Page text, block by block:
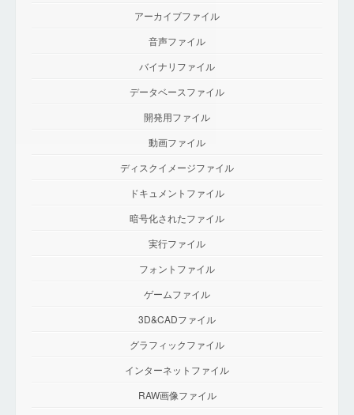
アーカイブファイル
音声ファイル
バイナリファイル
データベースファイル
開発用ファイル
動画ファイル
ディスクイメージファイル
ドキュメントファイル
暗号化されたファイル
実行ファイル
フォントファイル
ゲームファイル
3D&CADファイル
グラフィックファイル
インターネットファイル
RAW画像ファイル